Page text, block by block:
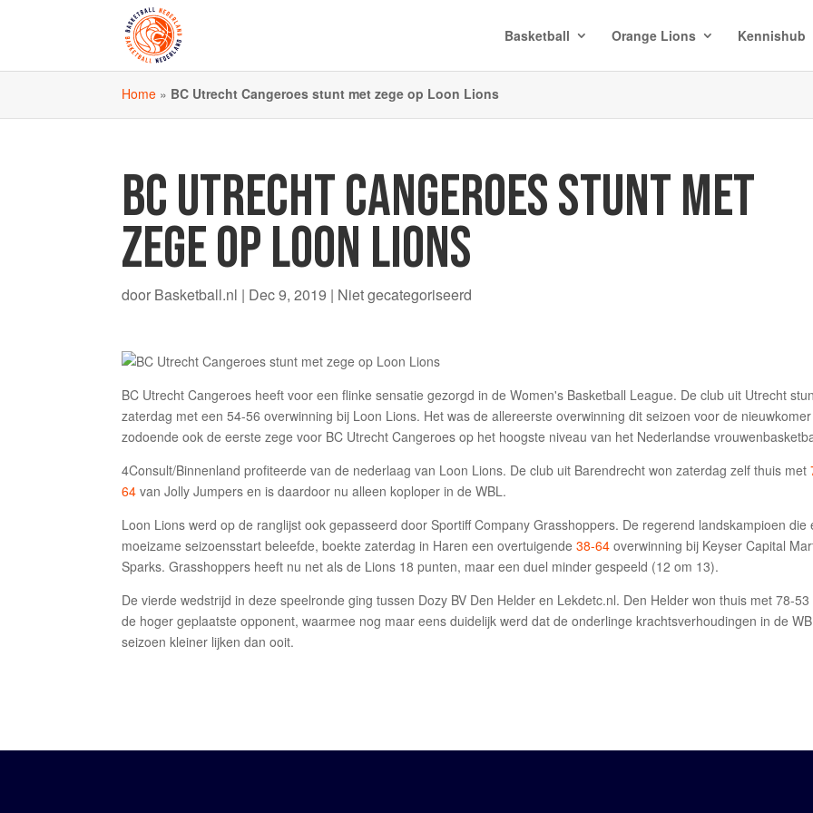
Basketball Orange Lions Kennishub
Home » BC Utrecht Cangeroes stunt met zege op Loon Lions
BC UTRECHT CANGEROES STUNT MET
ZEGE OP LOON LIONS
door Basketball.nl | Dec 9, 2019 | Niet gecategoriseerd
BC Utrecht Cangeroes heeft voor een flinke sensatie gezorgd in de Women's Basketball League. De club uit Utrecht
zaterdag met een 54-56 overwinning bij Loon Lions. Het was de allereerste overwinning dit seizoen voor de
zodoende ook de eerste zege voor BC Utrecht Cangeroes op het hoogste niveau van het Nederlandse
4Consult/Binnenland profiteerde van de nederlaag van Loon Lions. De club uit Barendrecht won zaterdag zelf thuis met
64 van Jolly Jumpers en is daardoor nu alleen koploper in de WBL.
Loon Lions werd op de ranglijst ook gepasseerd door Sportiff Company Grasshoppers. De regerend landskampioen die
moeizame seizoensstart beleefde, boekte zaterdag in Haren een overtuigende38-64 overwinning bij Keyser Capital
Sparks. Grasshoppers heeft nu net als de Lions 18 punten, maar een duel minder gespeeld (12 om 13).
De vierde wedstrijd in deze speelronde ging tussen Dozy BV Den Helder en Lekdetc.nl. Den Helder won thuis met 78-53
de hoger geplaatste opponent, waarmee nog maar eens duidelijk werd dat de onderlinge krachtsverhoudingen in de
seizoen kleiner lijken dan ooit.